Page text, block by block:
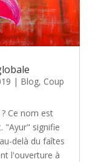
| Blog, Coup
Ce nom est
"Ayur" signifie
delà du faîtes
l'ouverture à